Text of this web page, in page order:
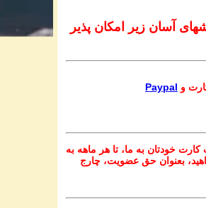
آسان زیر امکان پذیر
Paypal
خودتان به ما، تا هر ماهه به
بعنوان حق عضویت، چارج